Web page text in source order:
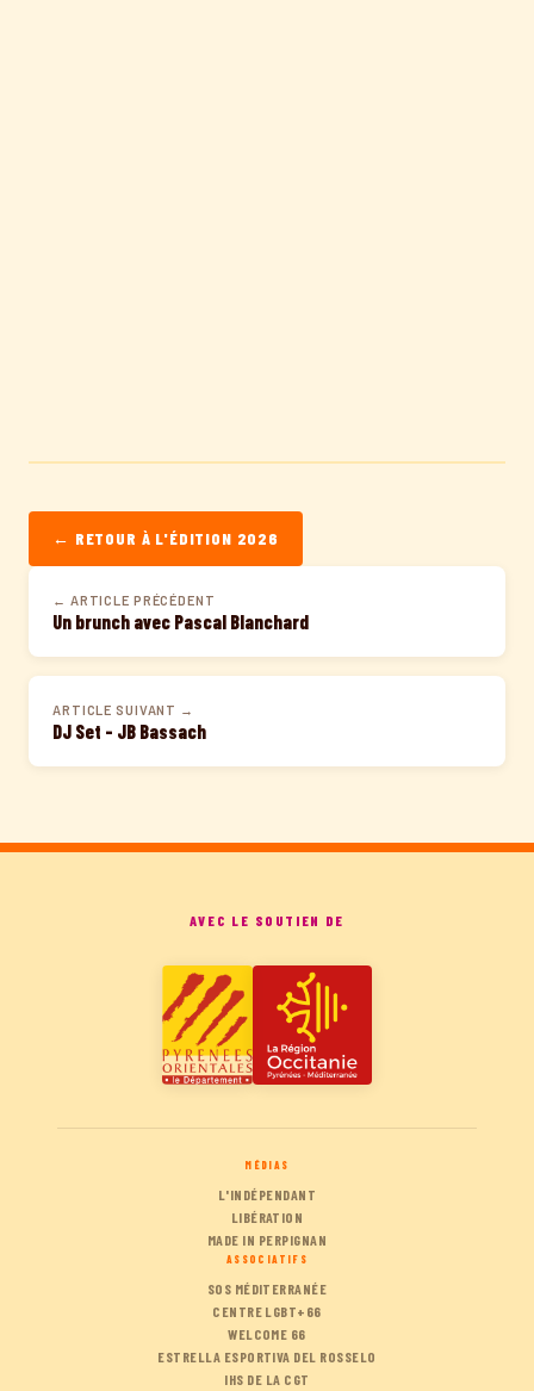
← RETOUR À L'ÉDITION 2026
← ARTICLE PRÉCÉDENT
Un brunch avec Pascal Blanchard
ARTICLE SUIVANT →
DJ Set – JB Bassach
AVEC LE SOUTIEN DE
MÉDIAS
L'INDÉPENDANT
LIBÉRATION
MADE IN PERPIGNAN
ASSOCIATIFS
SOS MÉDITERRANÉE
CENTRE LGBT+66
WELCOME 66
ESTRELLA ESPORTIVA DEL ROSSELO
IHS DE LA CGT